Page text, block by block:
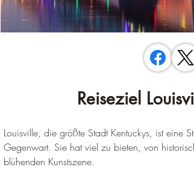
Reiseziel
Louisville, die größte Stadt Kentuckys, ist eine
Gegenwart. Sie hat viel zu bieten, von
blühenden Kunstszene.